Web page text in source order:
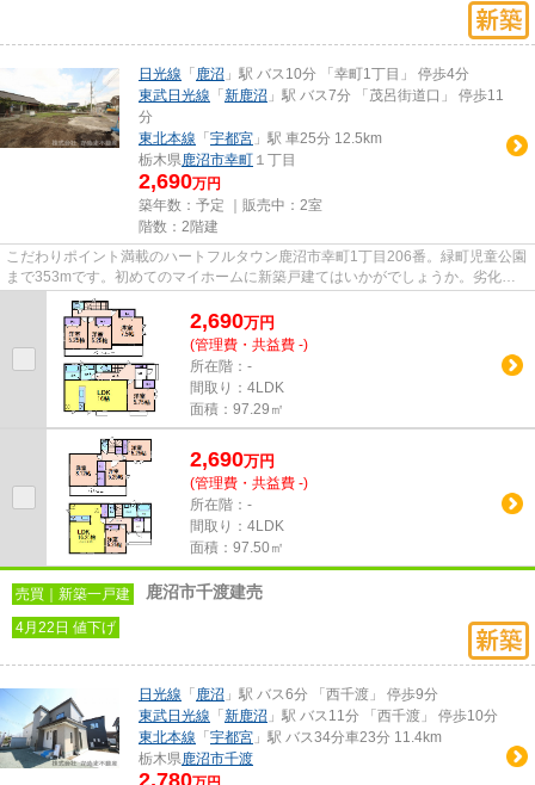
日光線 「 鹿沼 」駅 バス10分 「幸町1丁目」 停歩4分
東武日光線 「 新鹿沼 」駅 バス7分 「茂呂街道口」 停歩11
分
東北本線 「 宇都宮 」駅 車25分 12.5km
栃木県鹿沼市幸町 １丁目
2,690万円
築年数：予定 ｜販売中： 2室
階数：2階建
こだわりポイント満載のハートフルタウン鹿沼市幸町1丁目206番。緑町児童公園
まで353mです。初めてのマイホームに新築戸建てはいかがでしょうか。劣化対
策をしていますので、見た目だ...
2,690万円
(管理費・共益費 -)
所在階：-
間取り：4LDK
面積：97.29㎡
2,690万円
(管理費・共益費 -)
所在階：-
間取り：4LDK
面積：97.50㎡
売買｜新築一戸建 鹿沼市千渡建売
4月22日 値下げ
日光線 「 鹿沼 」駅 バス6分 「西千渡」 停歩9分
東武日光線 「 新鹿沼 」駅 バス11分 「西千渡」 停歩10分
東北本線 「 宇都宮 」駅 バス34分車23分 11.4km
栃木県鹿沼市千渡
2,780